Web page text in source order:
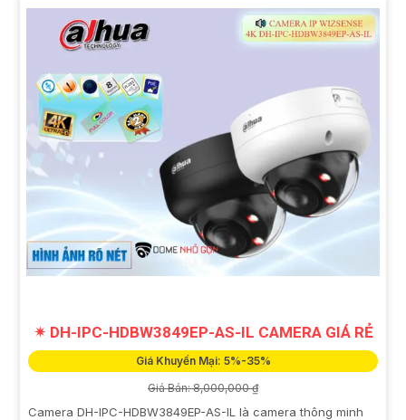
✴ DH-IPC-HDBW3849EP-AS-IL CAMERA GIÁ RẺ
Giá Khuyến Mại: 5%-35%
Giá Bán: 8,000,000 ₫
Camera DH-IPC-HDBW3849EP-AS-IL là camera thông minh